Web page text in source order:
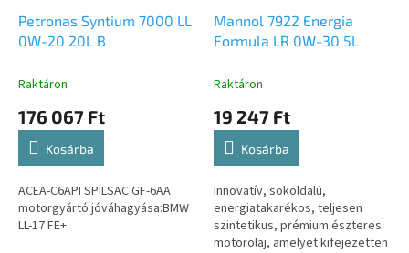
Petronas Syntium 7000 LL
0W-20 20L B
Raktáron
176 067 Ft
Kosárba
ACEA-C6API SPILSAC GF-6AA
motorgyártó jóváhagyása:BMW
LL-17 FE+
Mannol 7922 Energia
Formula LR 0W-30 5L
Raktáron
19 247 Ft
Kosárba
Innovatív, sokoldalú,
energiatakarékos, teljesen
szintetikus, prémium észteres
motorolaj, amelyet kifejezetten